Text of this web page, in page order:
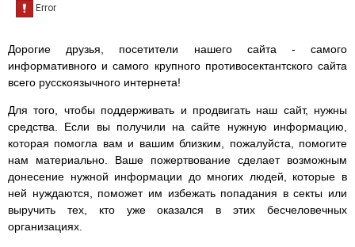
Дорогие друзья, посетители нашего сайта - самого
информативного и самого крупного противосектантского сайта
всего русскоязычного интернета!
Для того, чтобы поддерживать и продвигать наш сайт, нужны
средства. Если вы получили на сайте нужную информацию,
которая помогла вам и вашим близким, пожалуйста, помогите
нам материально. Ваше пожертвование сделает возможным
донесение нужной информации до многих людей, которые в
ней нуждаются, поможет им избежать попадания в секты или
выручить тех, кто уже оказался в этих бесчеловечных
организациях.